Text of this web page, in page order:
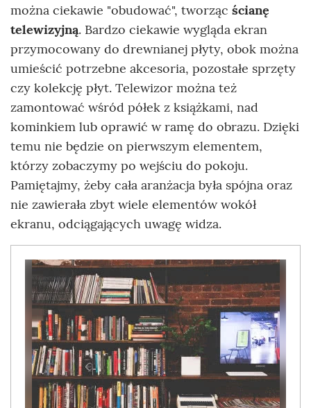
można ciekawie "obudować", tworząc ścianę
telewizyjną. Bardzo ciekawie wygląda ekran
przymocowany do drewnianej płyty, obok można
umieścić potrzebne akcesoria, pozostałe sprzęty
czy kolekcję płyt. Telewizor można też
zamontować wśród półek z książkami, nad
kominkiem lub oprawić w ramę do obrazu. Dzięki
temu nie będzie on pierwszym elementem,
którzy zobaczymy po wejściu do pokoju.
Pamiętajmy, żeby cała aranżacja była spójna oraz
nie zawierała zbyt wiele elementów wokół
ekranu, odciągających uwagę widza.